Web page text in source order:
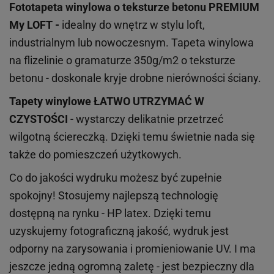
Fototapeta winylowa oteksturze betonu PREMIUM
My LOFT - idealny do wnętrz w stylu loft,
industrialnym lub nowoczesnym. Tapeta winylowa
na flizelinie o gramaturze 350g/m2 o teksturze
betonu - doskonale kryje drobne nierówności ściany.
Tapety winyloweŁATWO UTRZYMAĆ W
CZYSTOŚCI - wystarczy delikatnie przetrzeć
wilgotną ściereczką. Dzięki temu świetnie nada się
także do pomieszczeń użytkowych.
Co do jakości wydruku możesz być zupełnie
spokojny! Stosujemy najlepszą technologię
dostępną na rynku - HP latex. Dzięki temu
uzyskujemy fotograficzną jakość, wydruk jest
odporny na zarysowania i promieniowanie UV. I ma
jeszcze jedną ogromną zaletę - jest bezpieczny dla